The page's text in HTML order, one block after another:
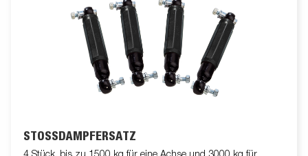
STOSSDÄMPFERSATZ